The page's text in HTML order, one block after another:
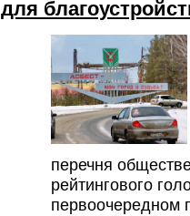
для
перечня
рейтингового
первоочередном